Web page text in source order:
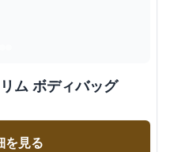
ム ボディバッグ
を見る